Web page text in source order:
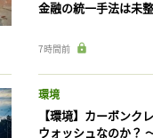
金融の統一手法は未
7時間前
環境
【環境】カーボンク
ウォッシュなのか？